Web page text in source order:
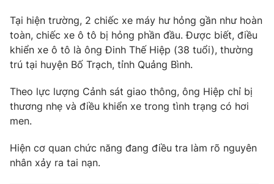
Chất lượng cuộc sống
Tuyển sinh
Học trực tuyến
Công nghệ
Hitech Công nghệ tương lai
Thị trường
Tư vấn
Giao lưu trực tuyến
Lịch phát sóng
Emagazine
Tại hiện trường, 2 chiếc xe máy hư hỏng gần như hoàn
toàn, chiếc xe ô tô bị hỏng phần đầu. Được biết, điều
khiển xe ô tô là ông Đinh Thế Hiệp (38 tuổi), thường
trú tại huyện Bố Trạch, tỉnh Quảng Bình.
Theo lực lượng Cảnh sát giao thông, ông Hiệp chỉ bị
thương nhẹ và điều khiển xe trong tình trạng có hơi
men.
Hiện cơ quan chức năng đang điều tra làm rõ nguyên
nhân xảy ra tai nạn.